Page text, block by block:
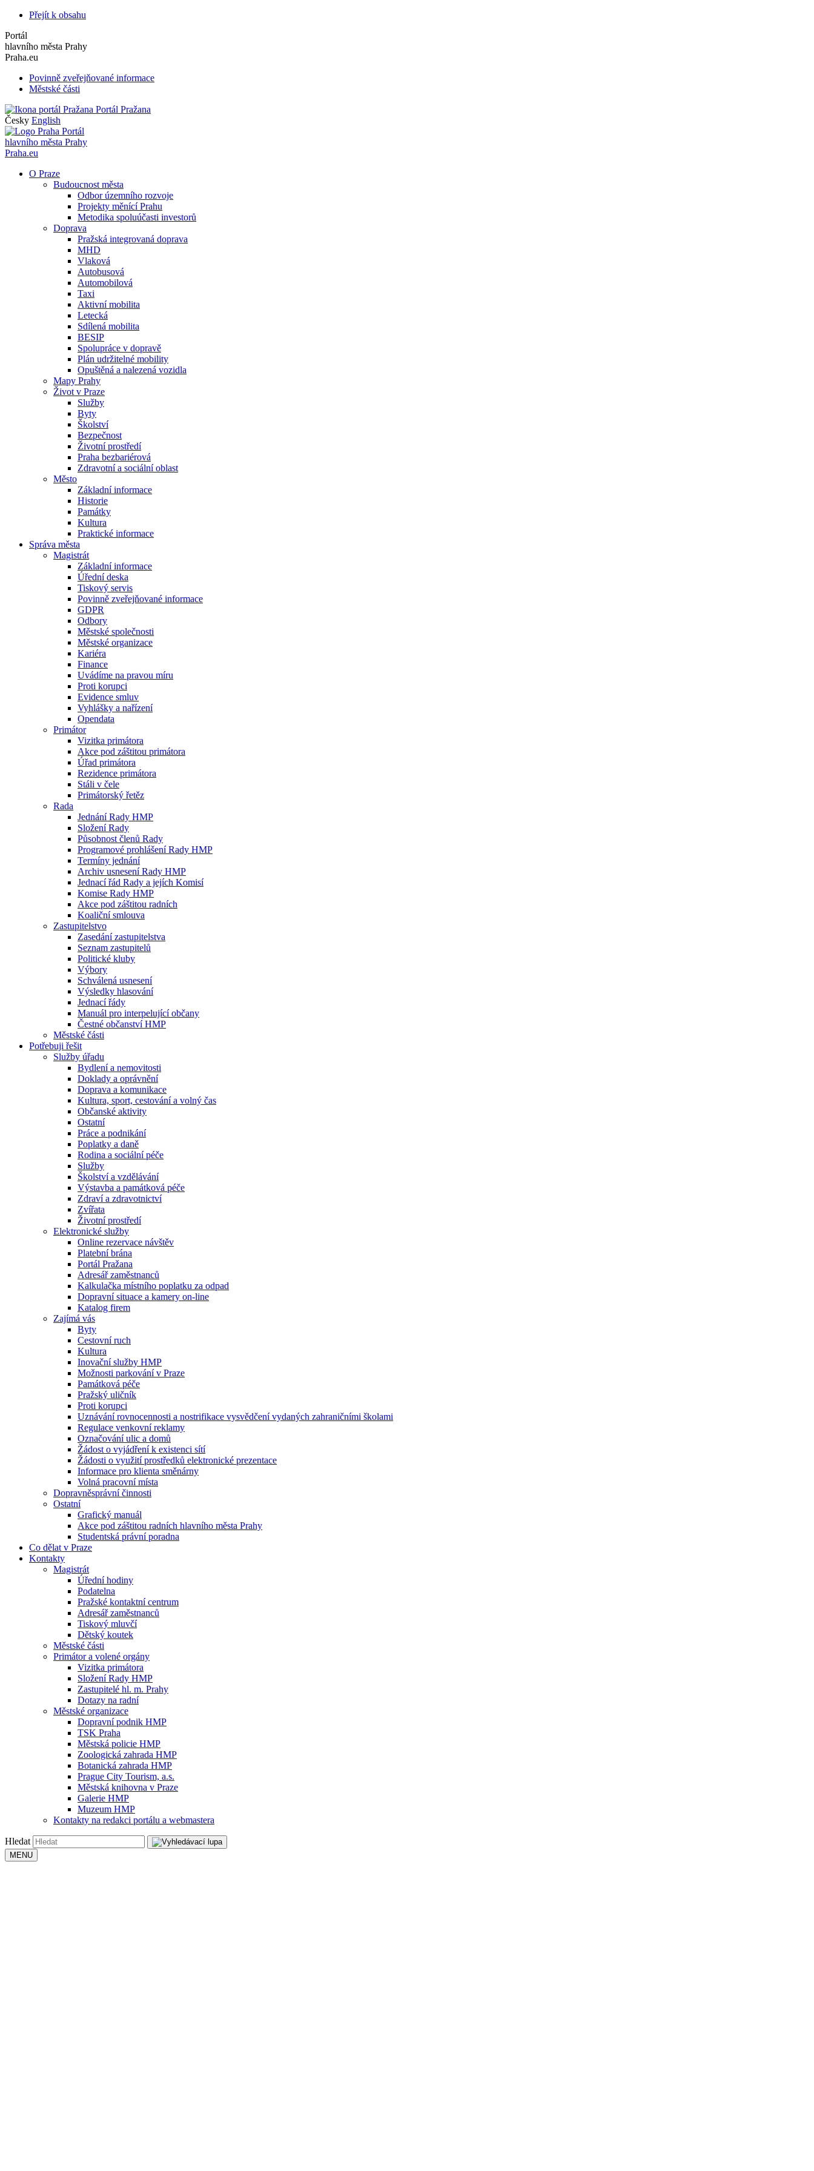
Přejít k obsahu
Portál
hlavního města Prahy
Praha.eu
Povinně zveřejňované informace
Městské části
Portál Pražana
Česky English
Portál
hlavního města Prahy
Praha.eu
O Praze
Budoucnost města
Odbor územního rozvoje
Projekty měnící Prahu
Metodika spoluúčasti investorů
Doprava
Pražská integrovaná doprava
MHD
Vlaková
Autobusová
Automobilová
Taxi
Aktivní mobilita
Letecká
Sdílená mobilita
BESIP
Spolupráce v dopravě
Plán udržitelné mobility
Opuštěná a nalezená vozidla
Mapy Prahy
Život v Praze
Služby
Byty
Školství
Bezpečnost
Životní prostředí
Praha bezbariérová
Zdravotní a sociální oblast
Město
Základní informace
Historie
Památky
Kultura
Praktické informace
Správa města
Magistrát
Základní informace
Úřední deska
Tiskový servis
Povinně zveřejňované informace
GDPR
Odbory
Městské společnosti
Městské organizace
Kariéra
Finance
Uvádíme na pravou míru
Proti korupci
Evidence smluv
Vyhlášky a nařízení
Opendata
Primátor
Vizitka primátora
Akce pod záštitou primátora
Úřad primátora
Rezidence primátora
Stáli v čele
Primátorský řetěz
Rada
Jednání Rady HMP
Složení Rady
Působnost členů Rady
Programové prohlášení Rady HMP
Termíny jednání
Archiv usnesení Rady HMP
Jednací řád Rady a jejích Komisí
Komise Rady HMP
Akce pod záštitou radních
Koaliční smlouva
Zastupitelstvo
Zasedání zastupitelstva
Seznam zastupitelů
Politické kluby
Výbory
Schválená usnesení
Výsledky hlasování
Jednací řády
Manuál pro interpelující občany
Čestné občanství HMP
Městské části
Potřebuji řešit
Služby úřadu
Bydlení a nemovitosti
Doklady a oprávnění
Doprava a komunikace
Kultura, sport, cestování a volný čas
Občanské aktivity
Ostatní
Práce a podnikání
Poplatky a daně
Rodina a sociální péče
Služby
Školství a vzdělávání
Výstavba a památková péče
Zdraví a zdravotnictví
Zvířata
Životní prostředí
Elektronické služby
Online rezervace návštěv
Platební brána
Portál Pražana
Adresář zaměstnanců
Kalkulačka místního poplatku za odpad
Dopravní situace a kamery on-line
Katalog firem
Zajímá vás
Byty
Cestovní ruch
Kultura
Inovační služby HMP
Možnosti parkování v Praze
Památková péče
Pražský uličník
Proti korupci
Uznávání rovnocennosti a nostrifikace vysvědčení vydaných zahraničními školami
Regulace venkovní reklamy
Označování ulic a domů
Žádost o vyjádření k existenci sítí
Žádosti o využití prostředků elektronické prezentace
Informace pro klienta směnárny
Volná pracovní místa
Dopravněsprávní činnosti
Ostatní
Grafický manuál
Akce pod záštitou radních hlavního města Prahy
Studentská právní poradna
Co dělat v Praze
Kontakty
Magistrát
Úřední hodiny
Podatelna
Pražské kontaktní centrum
Adresář zaměstnanců
Tiskový mluvčí
Dětský koutek
Městské části
Primátor a volené orgány
Vizitka primátora
Složení Rady HMP
Zastupitelé hl. m. Prahy
Dotazy na radní
Městské organizace
Dopravní podnik HMP
TSK Praha
Městská policie HMP
Zoologická zahrada HMP
Botanická zahrada HMP
Prague City Tourism, a.s.
Městská knihovna v Praze
Galerie HMP
Muzeum HMP
Kontakty na redakci portálu a webmastera
Hledat
MENU